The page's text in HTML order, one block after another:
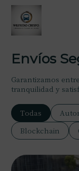
Envíos
Garantizamos
tranquilidad y
Todas
Blockchain